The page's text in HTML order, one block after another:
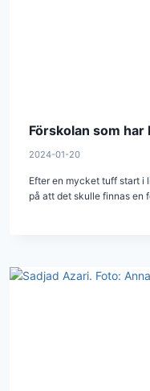
Förskolan som har
2024-01-20
Efter en mycket tuff start i
på att det skulle finnas en